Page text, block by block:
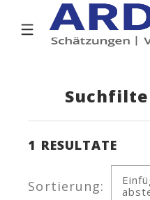
1 RESULTATE
Sortierung: